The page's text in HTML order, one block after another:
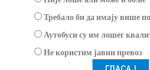
Требало би да имају више
Аутобуси су им лошег
Не користим јавни превоз